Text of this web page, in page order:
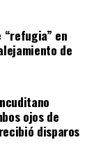
“refugia” en
de
ojos de
disparos